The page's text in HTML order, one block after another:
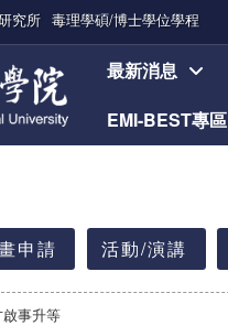
究所 毒理學碩/博士學位學程
最新消息
EMI-BEST專區
申請 活動/演講
事升等